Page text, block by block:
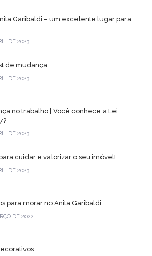
Garibaldi – um excelente lugar para
DE 2023
de mudança
DE 2023
no trabalho | Você conhece a Lei
DE 2023
cuidar e valorizar o seu imóvel!
DE 2023
para morar no Anita Garibaldi
DE 2022